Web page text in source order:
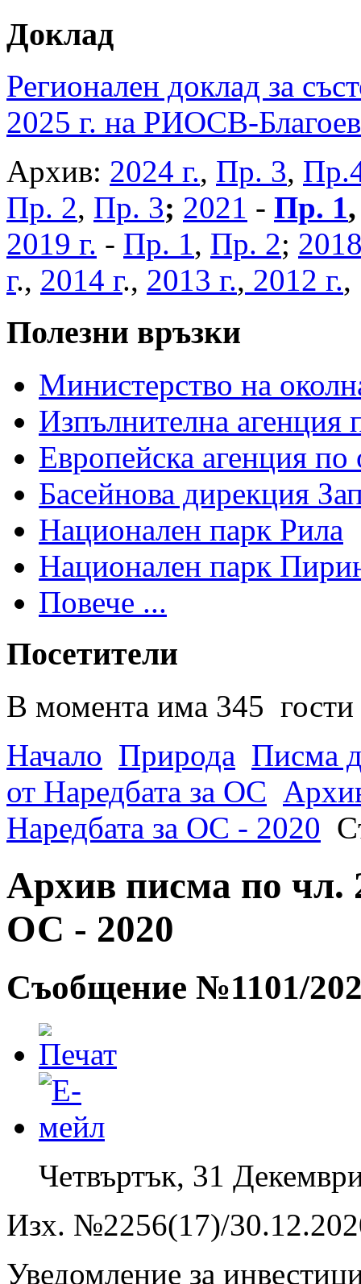
Доклад
Регионален доклад за
2025 г. на РИОСВ-
Архив: 2024 г., Пр. 3,
Пр. 2, Пр. 3; 2021 - Пр. 1
2019 г. - Пр. 1, Пр. 2;
г., 2014 г., 2013 г., 2012 г.
Полезни връзки
Министерство на
Изпълнителна агенция
Европейска агенция по
Басейнова дирекция
Национален парк Рила
Национален парк
Повече ...
Посетители
В момента има 345 гости
Начало Природа Писма
от Наредбата за ОС
Наредбата за ОС - 2020
Архив писма по чл.
ОС - 2020
Съобщение №1101/
Четвъртък, 31
Изх. №2256(17)/
Уведомление за